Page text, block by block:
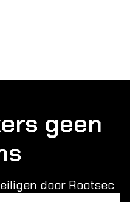
geen
door Rootsec